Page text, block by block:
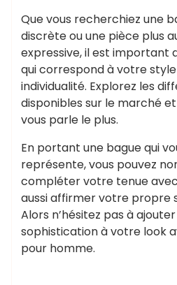
Que vous recherchiez une
discrète ou une pièce plus
expressive, il est important
qui correspond à votre
individualité. Explorez les
disponibles sur le marché
vous parle le plus.
En portant une bague qui
représente, vous pouvez
compléter votre tenue
aussi affirmer votre propre
Alors n’hésitez pas à
sophistication à votre look
pour homme.